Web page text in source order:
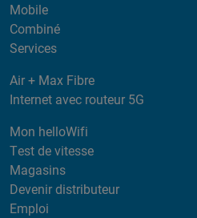
Mobile
Combiné
Services
Air + Max Fibre
Internet avec routeur 5G
Mon helloWifi
Test de vitesse
Magasins
Devenir distributeur
Emploi